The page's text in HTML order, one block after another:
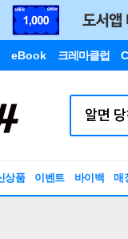
eBook 크레마클럽
상품 이벤트 바이백 매